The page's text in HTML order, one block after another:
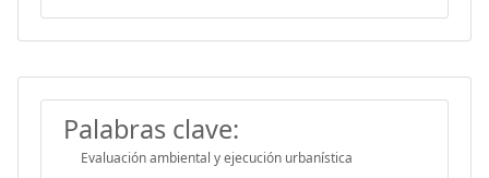
Palabras clave:
Evaluación ambiental y ejecución urbanística